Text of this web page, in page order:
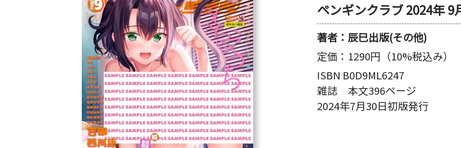
ペンギンクラブ 2024年 9
著者：辰巳出版(その他)
定価： 1290円（10%税込み）
ISBN B0D9ML6247
雑誌 本文396ページ
2024年7月30日初版発行